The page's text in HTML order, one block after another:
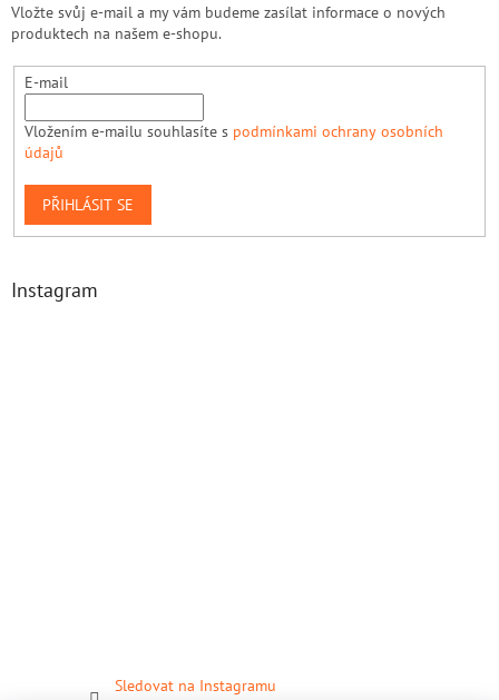
Vložte svůj e-mail a my vám budeme zasílat informace o nových
produktech na našem e-shopu.
E-mail
Vložením e-mailu souhlasíte s podmínkami ochrany osobních
údajů
PŘIHLÁSIT SE
Instagram
Sledovat na Instagramu